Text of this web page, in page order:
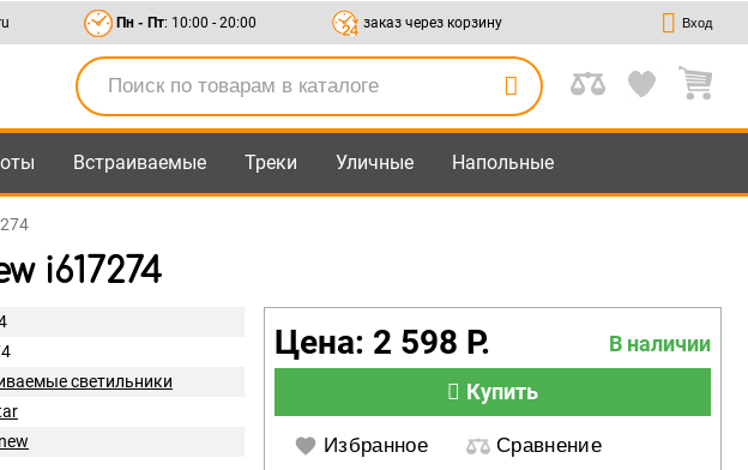
Пн - Пт: 10:00 - 20:00 заказ через корзину Вход
Встраиваемые Треки Уличные Напольные
i617274
светильники
Цена: 2 598 Р.
В наличии
Купить
Избранное Сравнение